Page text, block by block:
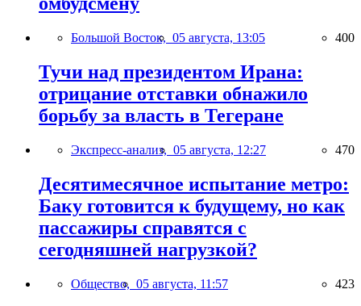
Большой Восток, 05 августа, 13:05 400
Тучи над президентом Ирана:
отрицание отставки обнажило
борьбу за власть в Тегеране
Экспресс-анализ, 05 августа, 12:27 470
Десятимесячное испытание метро:
Баку готовится к будущему, но как
пассажиры справятся с
сегодняшней нагрузкой?
Общество, 05 августа, 11:57 423